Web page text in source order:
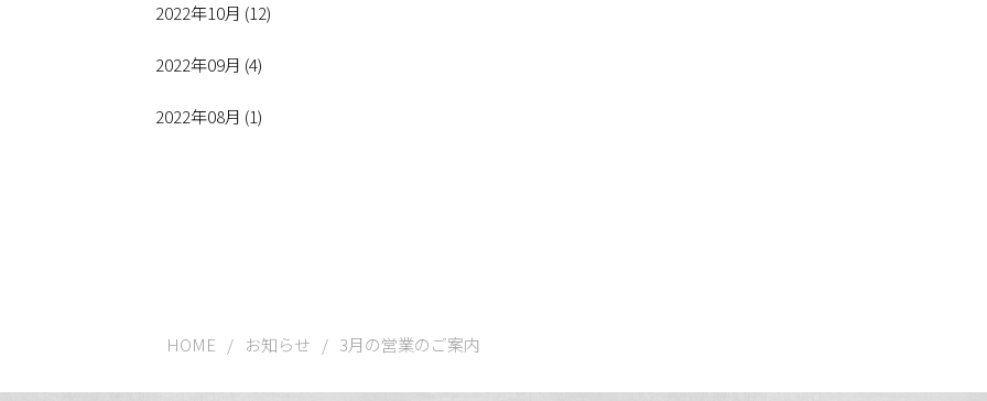
2022年10月 (12)
2022年09月 (4)
2022年08月 (1)
HOME / お知らせ / 3月の営業のご案内